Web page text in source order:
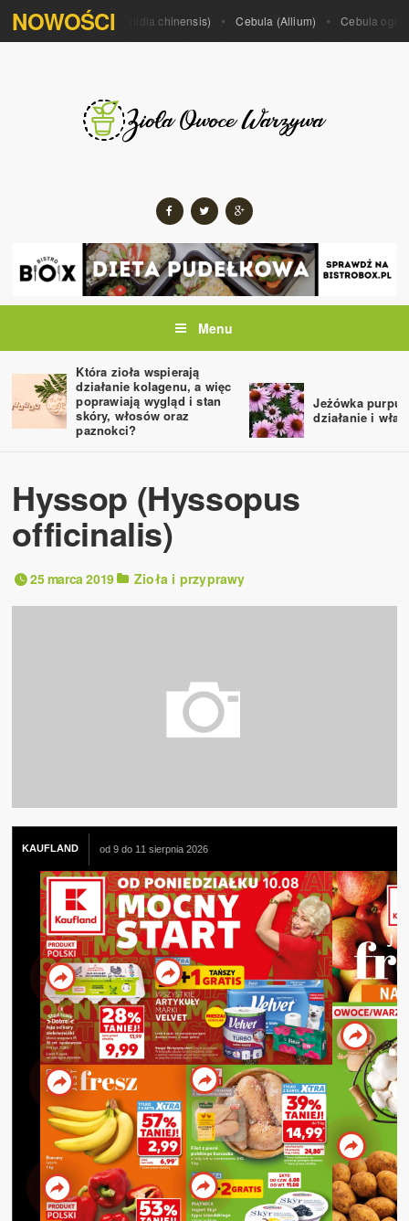
NOWOŚCIKiwi (Actinidia chinensis) Cebula (Allium) Cebula
Menu
Która zioła wspierają
działanie kolagenu, a więc
poprawiają wygląd i stan
skóry, włosów oraz
paznokci?
Jeżówka
działanie i
Hyssop (Hyssopus
officinalis)
25 marca 2019 Zioła i przyprawy